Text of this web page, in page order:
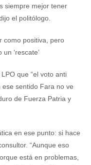
siempre mejor tener
el politólogo.
como positiva, pero
‘rescate’
que “el voto anti
ese sentido Fara no ve
de Fuerza Patria y
en ese punto: si hace
“Aunque eso
está en problemas,